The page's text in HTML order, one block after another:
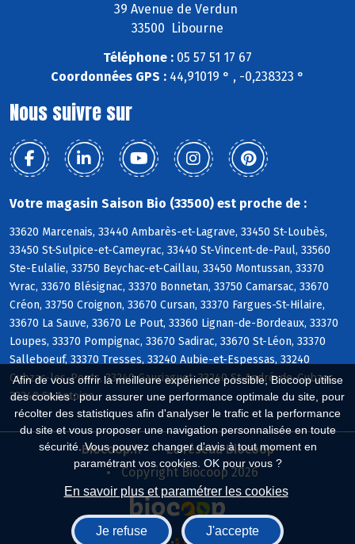
Afin de vous offrir la meilleure expérience possible, Biocoop utilise
des cookies : pour assurer une performance optimale du site, pour
récolter des statistiques afin d'analyser le trafic et la performance
du site et vous proposer une navigation personnalisée en toute
sécurité. Vous pouvez changer d'avis à tout moment en
paramétrant vos cookies. OK pour vous ?
En savoir plus et paramétrer les cookies
Je refuse J'accepte
39 Avenue de Verdun
33500 Libourne
Téléphone : 05 57 51 17 67
Coordonnées GPS : 44,91019 ° , -0,238323 °
Nous suivre sur
Votre magasin Saison Bio (33500) est proche de :
33620 Marcenais, 33440 Ambarès-et-Lagrave, 33450 St-Loubès,
33450 St-Sulpice-et-Cameyrac, 33440 St-Vincent-de-Paul, 33560
Ste-Eulalie, 33750 Beychac-et-Caillau, 33450 Montussan, 33370
Yvrac, 33670 Blésignac, 33370 Bonnetan, 33750 Camarsac, 33670
Créon, 33750 Croignon, 33670 Cursan, 33370 Fargues-St-Hilaire,
33670 La Sauve, 33670 Le Pout, 33360 Lignan-de-Bordeaux, 33370
Loupes, 33370 Pompignac, 33670 Sadirac, 33670 St-Léon, 33370
Salleboeuf, 33370 Tresses, 33240 Aubie-et-Espessas, 33240
Cubzac-les-Ponts, 33240 Gauriaguet, 33240 St-André-de-Cubzac,
33240 St-Antoine
Biocoop.fr
Le réseau Biocoop
Copyright Biocoop 2026